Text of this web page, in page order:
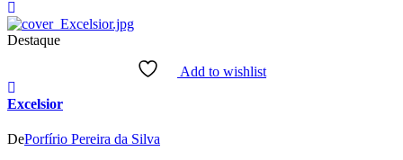
Destaque
Add to wishlist
Excelsior
DePorfírio Pereira da Silva